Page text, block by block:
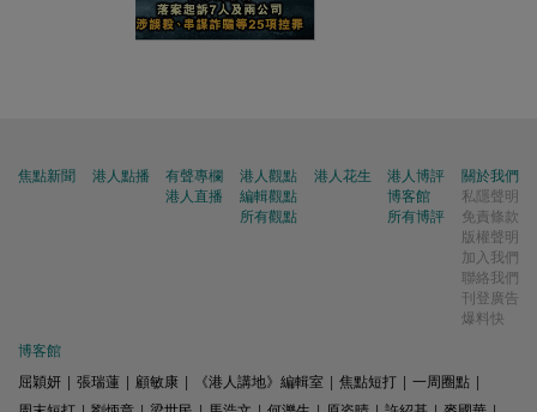
焦點新聞 港人點播
有聲專欄
港人直播
港人觀點
編輯觀點
所有觀點
港人花生
港人博評
博客館
所有博評
關於我們
私隱聲明
免責條款
版權聲明
加入我們
聯絡我們
刊登廣告
爆料快
博客館
屈穎妍
張瑞蓮 顧敏康 《港人講地》編輯室 焦點短打 一周圈點